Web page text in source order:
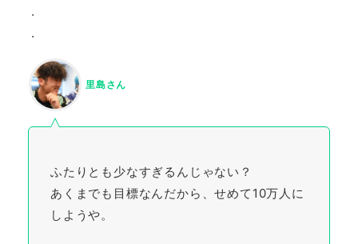
・
・
里島さん
ふたりとも少なすぎるんじゃない？
あくまでも目標なんだから、せめて10万人に
しようや。